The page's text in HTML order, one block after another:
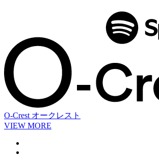
O-Crest オークレスト
VIEW MORE